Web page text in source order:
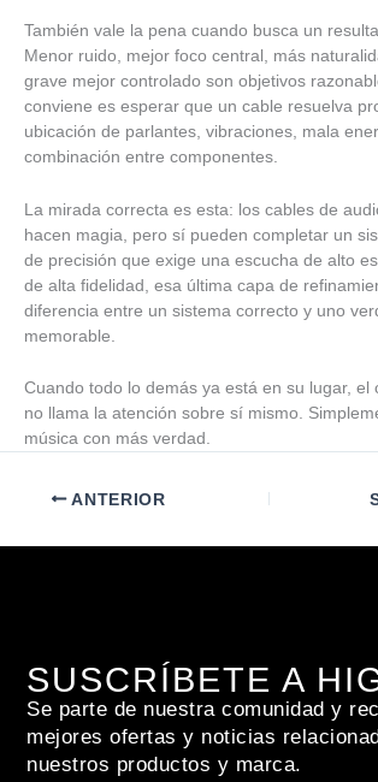
También vale la pena cuando busca un
Menor ruido, mejor foco central, más
grave mejor controlado son objetivos
conviene es esperar que un cable resuelva
ubicación de parlantes, vibraciones, mala
combinación entre componentes.
La mirada correcta es esta: los cables de
hacen magia, pero sí pueden completar un
de precisión que exige una escucha de alto
de alta fidelidad, esa última capa de
diferencia entre un sistema correcto y uno
memorable.
Cuando todo lo demás ya está en su lugar, el
no llama la atención sobre sí mismo.
música con más verdad.
ANTERIOR
SUSCRÍBETE A
Se parte de nuestra comunidad y
mejores ofertas y noticias
nuestros productos y marca.